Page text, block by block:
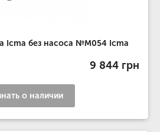
Icma без насоса №M054 Icma
9 844 грн
о наличии